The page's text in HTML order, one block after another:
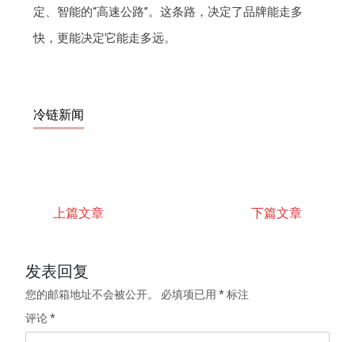
定、智能的“高速公路”。这条路，决定了品牌能走多
快，更能决定它能走多远。
冷链新闻
上篇文章 下篇文章
发表回复
您的邮箱地址不会被公开。 必填项已用*标注
评论*